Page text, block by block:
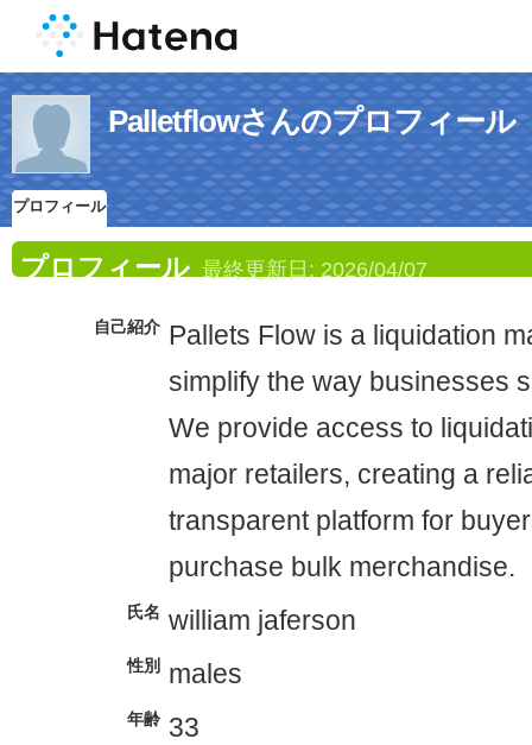
Palletflowさんのプロフィール
プロフィール
プロフィール 最終更新日: 2026/04/07
自己紹介 Pallets Flow is a liquidation
simplify the way businesses
We provide access to
major retailers, creating a
transparent platform for
purchase bulk merchandise.
氏名 william jaferson
性別 males
年齢 33